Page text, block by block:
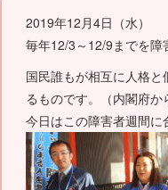
2019年12月4日（水）
毎年12/3～12/9までを障
国民誰もが相互に人格
るものです。（内閣府か
今日はこの障害者週間に